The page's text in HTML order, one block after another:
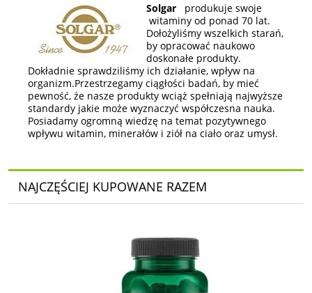
Solgar
produkuje swoje
witaminy od ponad 70 lat.
Dołożyliśmy wszelkich starań,
by opracować naukowo
doskonałe produkty.
Dokładnie sprawdziliśmy ich działanie, wpływ na
organizm.Przestrzegamy ciągłości badań, by mieć
pewność, że nasze produkty wciąż spełniają najwyższe
standardy jakie może wyznaczyć współczesna nauka.
Posiadamy ogromną wiedzę na temat pozytywnego
wpływu witamin, minerałów i ziół na ciało oraz umysł.
NAJCZĘŚCIEJ KUPOWANE RAZEM